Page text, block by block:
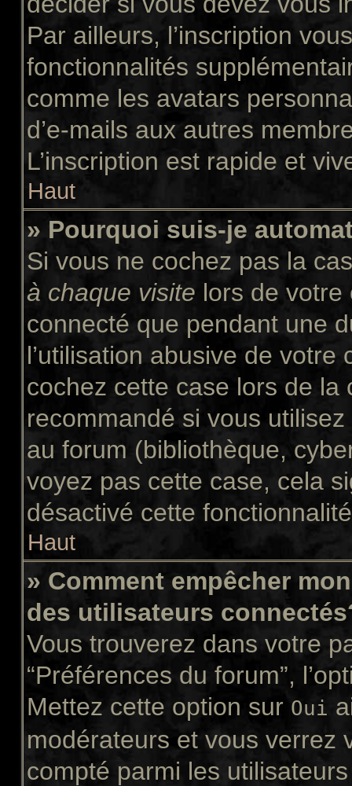
Par ailleurs, l’inscription
fonctionnalités
comme les avatars
d’e-mails aux autres
L’inscription est rapide et
Haut
» Pourquoi suis-je
Si vous ne cochez pas la
à chaque visite lors de votre
connecté que pendant une
l’utilisation abusive de
cochez cette case lors de la
recommandé si vous
au forum (bibliothèque,
voyez pas cette case, cela
désactivé cette
Haut
» Comment empêcher
des utilisateurs
Vous trouverez dans votre
“Préférences du forum”,
Mettez cette option sur Oui
modérateurs et vous verrez
compté parmi les